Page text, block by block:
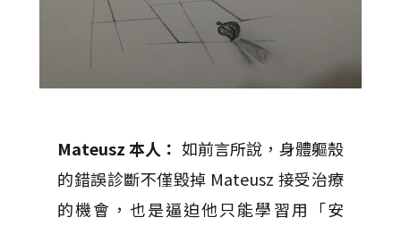
Mateusz本人： 如前言所說，身體軀殼
的錯誤診斷不僅毀掉 Mateusz 接受治療
的機會，也是逼迫他只能學習用「安